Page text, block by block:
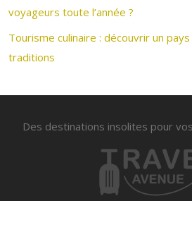
voyageurs toute l’année ?
Tourisme culinaire : découvrir un
traditions
Des destinations insolites pour